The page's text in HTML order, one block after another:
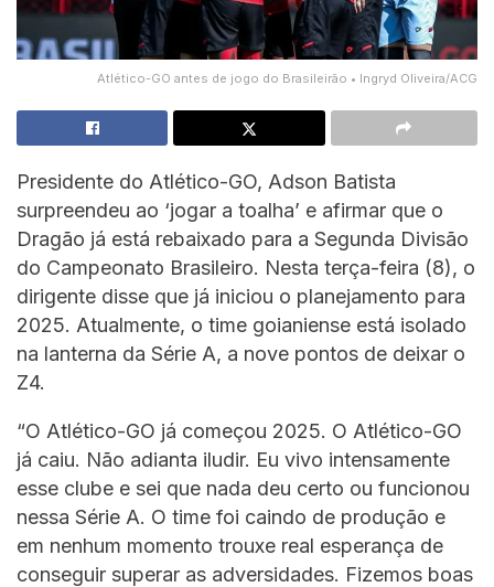
Atlético-GO antes de jogo do Brasileirão • Ingryd Oliveira/ACG
Presidente do Atlético-GO, Adson Batista
surpreendeu ao ‘jogar a toalha’ e afirmar que o
Dragão já está rebaixado para a Segunda Divisão
do Campeonato Brasileiro. Nesta terça-feira (8), o
dirigente disse que já iniciou o planejamento para
2025. Atualmente, o time goianiense está isolado
na lanterna da Série A, a nove pontos de deixar o
Z4.
“O Atlético-GO já começou 2025. O Atlético-GO
já caiu. Não adianta iludir. Eu vivo intensamente
esse clube e sei que nada deu certo ou funcionou
nessa Série A. O time foi caindo de produção e
em nenhum momento trouxe real esperança de
conseguir superar as adversidades. Fizemos boas